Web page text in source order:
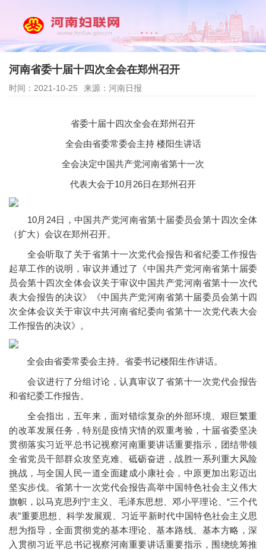
河南省委十届十四次全会在郑州召开
时间：2021-10-25 来源：河南日报
省委十届十四次全会在郑州召开
全会由省委常委会主持 楼阳生讲话
全会决定中国共产党河南省第十一次
代表大会于10月26日在郑州召开
10月24日，中国共产党河南省第十届委员会第十四次全体
（扩大）会议在郑州召开。
全会听取了关于省第十一次党代会报告和省纪委工作报告
起草工作的说明，审议并通过了《中国共产党河南省第十届委
员会第十四次全体会议关于审议中国共产党河南省第十一次代
表大会报告的决议》《中国共产党河南省第十届委员会第十四
次全体会议关于审议中共河南省纪委向省第十一次党代表大会
工作报告的决议》。
全会由省委常委会主持。省委书记楼阳生作讲话。
会议进行了分组讨论，认真审议了省第十一次党代会报告
和省纪委工作报告。
全会指出，五年来，面对错综复杂的外部环境、艰巨繁重
的改革发展任务，特别是疫情灾情的双重考验，十届省委坚决
贯彻落实习近平总书记视察河南重要讲话重要指示，团结带领
全省党员干部群众攻坚克难、砥砺奋进，战胜一系列重大风险
挑战，与全国人民一道全面建成小康社会，中原更加出彩迈出
坚实步伐。省第十一次党代会报告高举中国特色社会主义伟大
旗帜，以马克思列宁主义、毛泽东思想、邓小平理论、“三个代
表”重要思想、科学发展观、习近平新时代中国特色社会主义思
想为指导，全面贯彻党的基本理论、基本路线、基本方略，深
入贯彻习近平总书记视察河南重要讲话重要指示，围绕统筹推